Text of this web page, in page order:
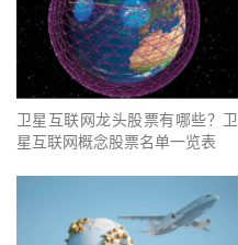
卫星互联网龙头股票有哪些？卫
星互联网概念股票名单一览表